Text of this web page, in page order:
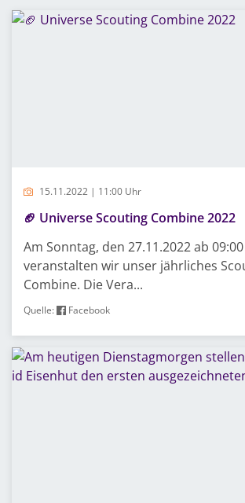
15.11.2022 | 11:00 Uhr
🏈 Universe Scouting Combine 2022
Am Sonntag, den 27.11.2022 ab
veranstalten wir unser jährliches
Combine. Die Vera...
Quelle: Facebook